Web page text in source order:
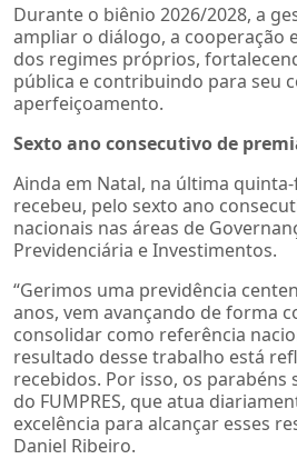
Durante o biênio 2026/2028, a
ampliar o diálogo, a cooperação
dos regimes próprios,
pública e contribuindo para seu
aperfeiçoamento.
Sexto ano consecutivo de
Ainda em Natal, na última quinta-
recebeu, pelo sexto ano
nacionais nas áreas de
Previdenciária e Investimentos.
“Gerimos uma previdência
anos, vem avançando de forma
consolidar como referência
resultado desse trabalho está
recebidos. Por isso, os parabéns
do FUMPRES, que atua
excelência para alcançar esses
Daniel Ribeiro.